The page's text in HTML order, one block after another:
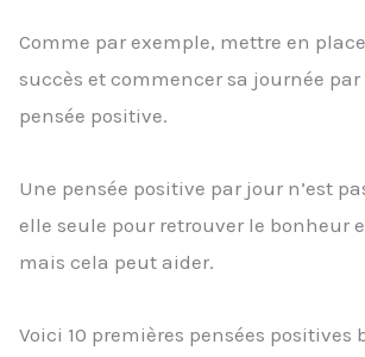
Comme par exemple, mettre en
succès et commencer sa journée
pensée positive.
Une pensée positive par jour n’est
elle seule pour retrouver le bonheur
mais cela peut aider.
Voici 10 premières pensées positives